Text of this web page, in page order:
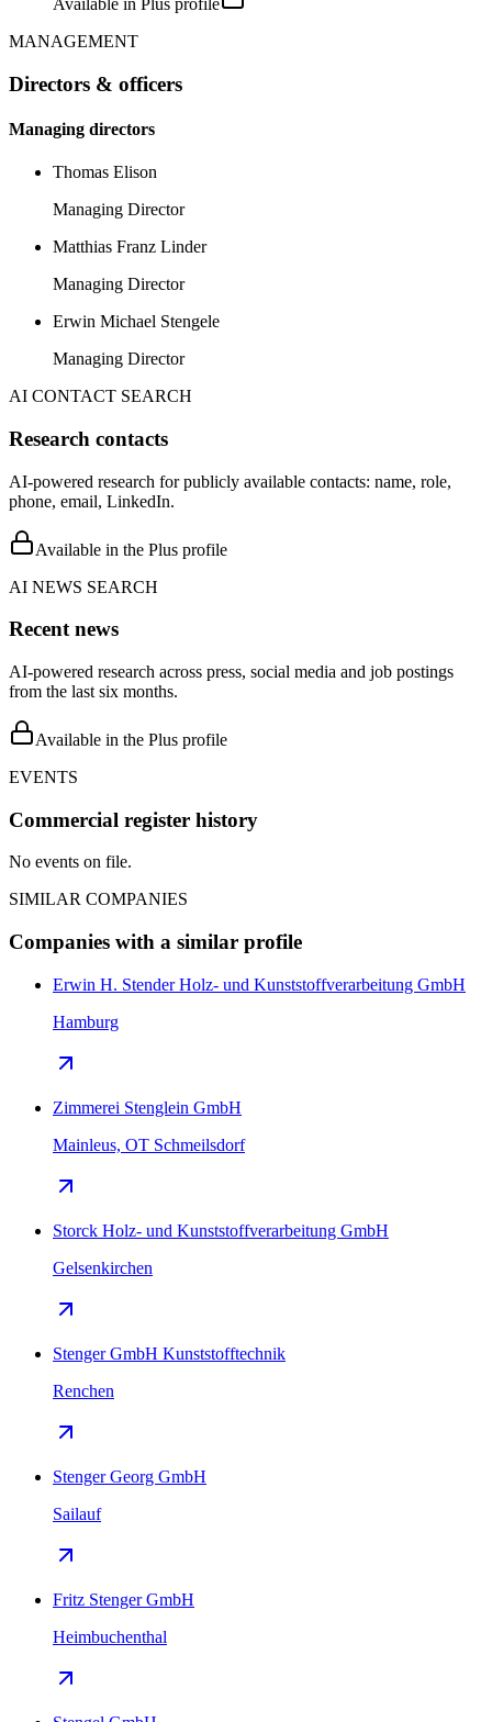
MANAGEMENT
Directors & officers
Managing directors
Thomas Elison
Managing Director
Matthias Franz Linder
Managing Director
Erwin Michael Stengele
Managing Director
AI CONTACT SEARCH
Research contacts
AI-powered research for publicly available contacts: name, role,
phone, email, LinkedIn.
Available in the Plus profile
AI NEWS SEARCH
Recent news
AI-powered research across press, social media and job postings
from the last six months.
Available in the Plus profile
EVENTS
Commercial register history
No events on file.
SIMILAR COMPANIES
Companies with a similar profile
Erwin H. Stender Holz- und Kunststoffverarbeitung GmbH
Hamburg
Zimmerei Stenglein GmbH
Mainleus, OT Schmeilsdorf
Storck Holz- und Kunststoffverarbeitung GmbH
Gelsenkirchen
Stenger GmbH Kunststofftechnik
Renchen
Stenger Georg GmbH
Sailauf
Fritz Stenger GmbH
Heimbuchenthal